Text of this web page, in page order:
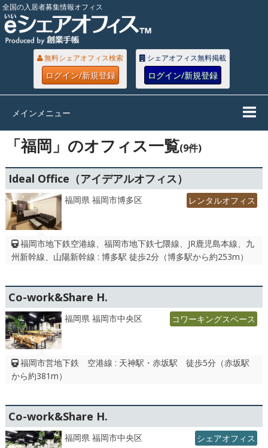
全国の入居者募集情報オフィス
無料シェアオフィス検索
ログイン/新規登録
シェアオフィス無料掲載
ログイン/新規登録
メインメニュー
「福岡」のオフィス一覧(9件)
Ideal Office（アイデアルオフィス）
福岡県 福岡市博多区 レンタルオフィス
福岡市地下鉄空港線、福岡市地下鉄七隈線、JR鹿児島本線、九
州新幹線、山陽新幹線 : 博多駅 徒歩2分（博多駅から約253m）
Co-work&Share H.
福岡県 福岡市中央区 コワーキングスペース
福岡市営地下鉄 空港線 : 天神駅・赤坂駅 徒歩5分（赤坂駅
から約381m）
Co-work&Share H.
福岡県 福岡市中央区 シェアオフィス